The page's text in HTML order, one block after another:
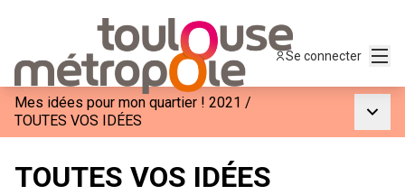
Se connecter
Mes idées pour mon quartier ! 2021 /
TOUTES VOS IDÉES
TOUTES VOS IDÉES